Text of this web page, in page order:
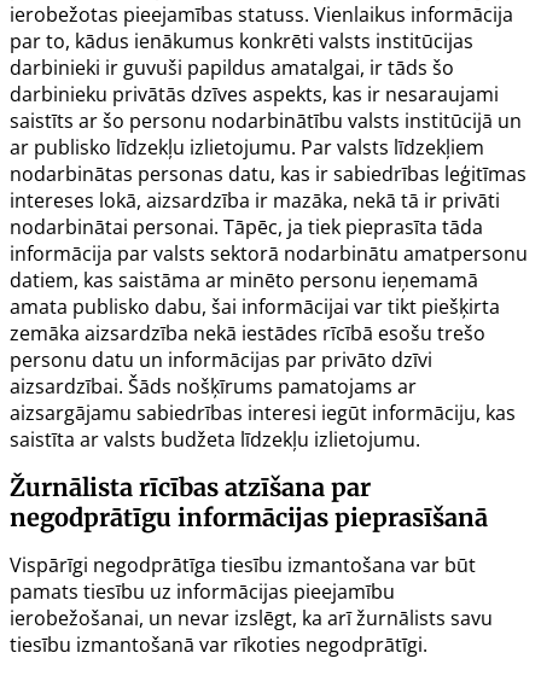
ierobežotas pieejamības statuss. Vienlaikus informācija
par to, kādus ienākumus konkrēti valsts institūcijas
darbinieki ir guvuši papildus amatalgai, ir tāds šo
darbinieku privātās dzīves aspekts, kas ir nesaraujami
saistīts ar šo personu nodarbinātību valsts institūcijā un
ar publisko līdzekļu izlietojumu. Par valsts līdzekļiem
nodarbinātas personas datu, kas ir sabiedrības leģitīmas
intereses lokā, aizsardzība ir mazāka, nekā tā ir privāti
nodarbinātai personai. Tāpēc, ja tiek pieprasīta tāda
informācija par valsts sektorā nodarbinātu amatpersonu
datiem, kas saistāma ar minēto personu ieņemamā
amata publisko dabu, šai informācijai var tikt piešķirta
zemāka aizsardzība nekā iestādes rīcībā esošu trešo
personu datu un informācijas par privāto dzīvi
aizsardzībai. Šāds nošķīrums pamatojams ar
aizsargājamu sabiedrības interesi iegūt informāciju, kas
saistīta ar valsts budžeta līdzekļu izlietojumu.
Žurnālista rīcības atzīšana par
negodprātīgu informācijas pieprasīšanā
Vispārīgi negodprātīga tiesību izmantošana var būt
pamats tiesību uz informācijas pieejamību
ierobežošanai, un nevar izslēgt, ka arī žurnālists savu
tiesību izmantošanā var rīkoties negodprātīgi.